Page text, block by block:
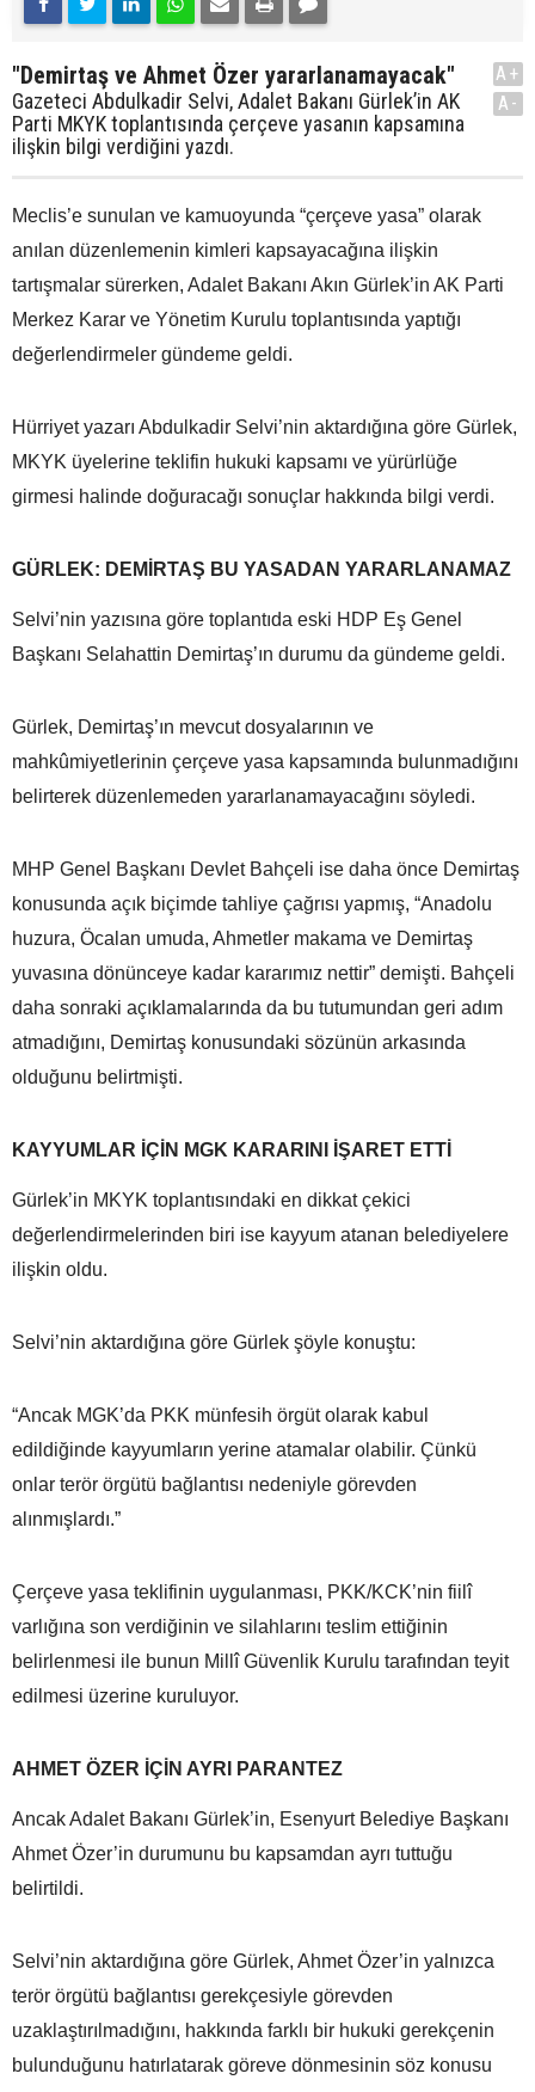
"Demirtaş ve Ahmet Özer yararlanamayacak"
Gazeteci Abdulkadir Selvi, Adalet Bakanı Gürlek’in AK
Parti MKYK toplantısında çerçeve yasanın kapsamına
ilişkin bilgi verdiğini yazdı.
A+
A-
Meclis’e sunulan ve kamuoyunda “çerçeve yasa” olarak
anılan düzenlemenin kimleri kapsayacağına ilişkin
tartışmalar sürerken, Adalet Bakanı Akın Gürlek’in AK Parti
Merkez Karar ve Yönetim Kurulu toplantısında yaptığı
değerlendirmeler gündeme geldi.
Hürriyet yazarı Abdulkadir Selvi’nin aktardığına göre Gürlek,
MKYK üyelerine teklifin hukuki kapsamı ve yürürlüğe
girmesi halinde doğuracağı sonuçlar hakkında bilgi verdi.
GÜRLEK: DEMİRTAŞ BU YASADAN YARARLANAMAZ
Selvi’nin yazısına göre toplantıda eski HDP Eş Genel
Başkanı Selahattin Demirtaş’ın durumu da gündeme geldi.
Gürlek, Demirtaş’ın mevcut dosyalarının ve
mahkûmiyetlerinin çerçeve yasa kapsamında bulunmadığını
belirterek düzenlemeden yararlanamayacağını söyledi.
MHP Genel Başkanı Devlet Bahçeli ise daha önce Demirtaş
konusunda açık biçimde tahliye çağrısı yapmış, “Anadolu
huzura, Öcalan umuda, Ahmetler makama ve Demirtaş
yuvasına dönünceye kadar kararımız nettir” demişti. Bahçeli
daha sonraki açıklamalarında da bu tutumundan geri adım
atmadığını, Demirtaş konusundaki sözünün arkasında
olduğunu belirtmişti.
KAYYUMLAR İÇİN MGK KARARINI İŞARET ETTİ
Gürlek’in MKYK toplantısındaki en dikkat çekici
değerlendirmelerinden biri ise kayyum atanan belediyelere
ilişkin oldu.
Selvi’nin aktardığına göre Gürlek şöyle konuştu:
“Ancak MGK’da PKK münfesih örgüt olarak kabul
edildiğinde kayyumların yerine atamalar olabilir. Çünkü
onlar terör örgütü bağlantısı nedeniyle görevden
alınmışlardı.”
Çerçeve yasa teklifinin uygulanması, PKK/KCK’nin fiilî
varlığına son verdiğinin ve silahlarını teslim ettiğinin
belirlenmesi ile bunun Millî Güvenlik Kurulu tarafından teyit
edilmesi üzerine kuruluyor.
AHMET ÖZER İÇİN AYRI PARANTEZ
Ancak Adalet Bakanı Gürlek’in, Esenyurt Belediye Başkanı
Ahmet Özer’in durumunu bu kapsamdan ayrı tuttuğu
belirtildi.
Selvi’nin aktardığına göre Gürlek, Ahmet Özer’in yalnızca
terör örgütü bağlantısı gerekçesiyle görevden
uzaklaştırılmadığını, hakkında farklı bir hukuki gerekçenin
bulunduğunu hatırlatarak göreve dönmesinin söz konusu